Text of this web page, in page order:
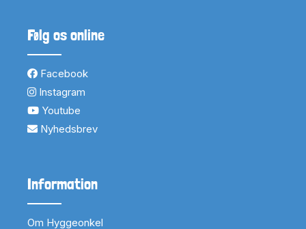
Følg os online
Facebook
Instagram
Youtube
Nyhedsbrev
Information
Om Hyggeonkel